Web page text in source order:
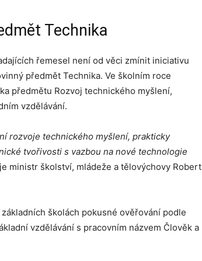
Technika
řemesel není od věci zmínit iniciativu
předmět Technika. Ve školním roce
předmětu Rozvoj technického myšlení,
vzdělávání.
rozvoje technického myšlení, prakticky
tvořivosti s vazbou na nové technologie
ministr školství, mládeže a tělovýchovy Robert
školách pokusné ověřování podle
vzdělávání s pracovním názvem Člověk a